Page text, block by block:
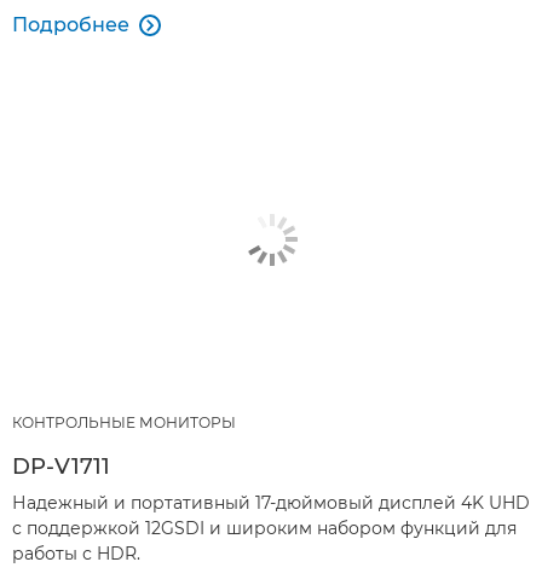
Подробнее 
КОНТРОЛЬНЫЕ МОНИТОРЫ
DP-V1711
Надежный и портативный 17-дюймовый дисплей 4K UHD
с поддержкой 12GSDI и широким набором функций для
работы с HDR.